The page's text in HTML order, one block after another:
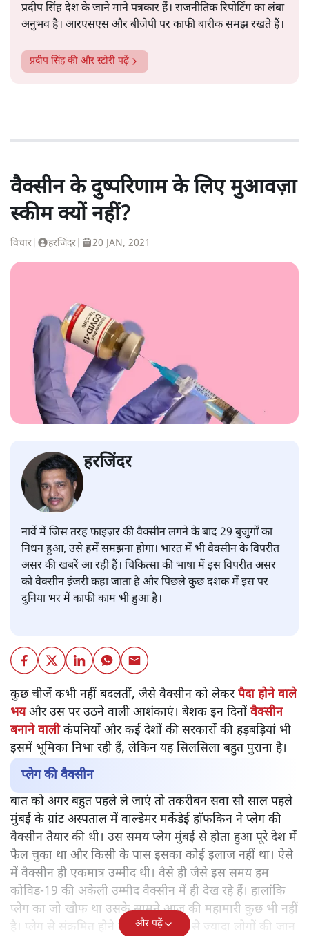
प्रदीप सिंह देश के जाने माने पत्रकार हैं। राजनीतिक रिपोर्टिंग का लंबा
अनुभव है। आरएसएस और बीजेपी पर काफी बारीक समझ रखते हैं।
प्रदीप सिंहकी और स्टोरी पढ़ें
वैक्सीन के दुष्परिणाम के लिए मुआवज़ा
स्कीम क्यों नहीं?
विचार हरजिंदर 20 JAN, 2021
हरजिंदर
नार्वे में जिस तरह फाइज़र की वैक्सीन लगने के बाद 29 बुजुर्गों का
निधन हुआ, उसे हमें समझना होगा। भारत में भी वैक्सीन के विपरीत
असर की खबरें आ रही हैं। चिकित्सा की भाषा में इस विपरीत असर
को वैक्सीन इंजरी कहा जाता है और पिछले कुछ दशक में इस पर
दुनिया भर में काफी काम भी हुआ है।
कुछ चीजें कभी नहीं बदलतीं, जैसे वैक्सीन को लेकरपैदा होने वाले
भयऔर उस पर उठने वाली आशंकाएं। बेशक इन दिनों वैक्सीन
बनाने वालीकंपनियों और कई देशों की सरकारों की हड़बड़ियां भी
इसमें भूमिका निभा रही हैं, लेकिन यह सिलसिला बहुत पुराना है।
प्लेग की वैक्सीन
बात को अगर बहुत पहले ले जाएं तो तकरीबन सवा सौ साल पहले
मुंबई के ग्रांट अस्पताल में वाल्डेमर मर्केडेई हाॅफकिन ने प्लेग की
वैक्सीन तैयार की थी। उस समय प्लेग मुंबई से होता हुआ पूरे देश में
फैल चुका था और किसी के पास इसका कोई इलाज नहीं था। ऐसे
में वैक्सीन ही एकमात्र उम्मीद थी। वैसे ही जैसे इस समय हम
कोविड-19 की अकेली उम्मीद वैक्सीन में ही देख रहे हैं। हालांकि
प्लेग का जो खौफ था उसके सामने आज की महामारी कुछ भी नहीं
है। प्लेग से संक्रमित होने वाले 90 फीसदी से ज्यादा लोगों की जान
और पढ़ें